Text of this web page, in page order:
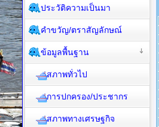
ประวัติความเป็นมา
คำขวัญ/ตราสัญลักษณ์
ข้อมูลพื้นฐาน
สภาพทั่วไป
การปกครอง/ประชากร
สภาพทางเศรษฐกิจ